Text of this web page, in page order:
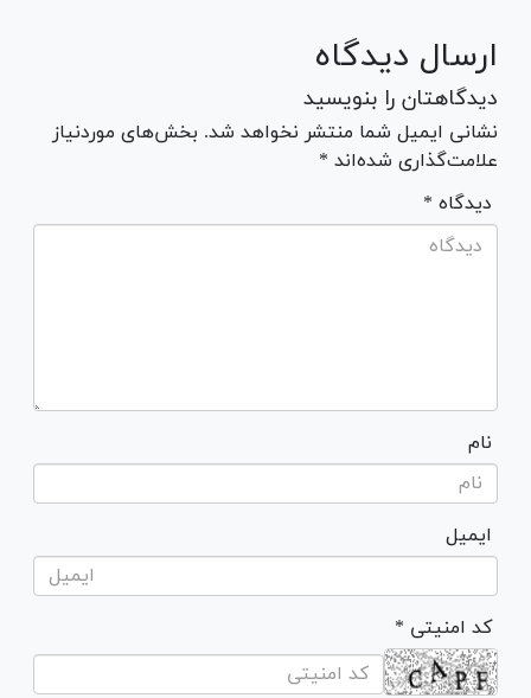
ارسال دیدگاه
دیدگاهتان را بنویسید
نشانی ایمیل شما منتشر نخواهد شد. بخش‌های موردنیاز
علامت‌گذاری شده‌اند *
* دیدگاه
نام
ایمیل
* کد امنیتی